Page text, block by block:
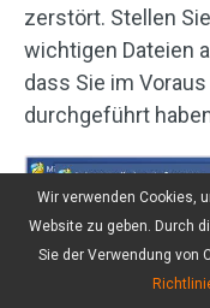
zerstört. Stellen
wichtigen Dateien
dass Sie im
durchgeführt
Wir verwenden Cookies,
Website zu geben. Durch
Sie der Verwendung von